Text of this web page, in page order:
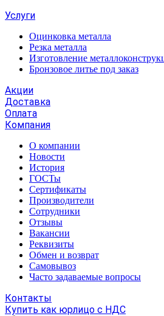
Услуги
Оцинковка металла
Резка металла
Изготовление
Бронзовое литье под заказ
Акции
Доставка
Оплата
Компания
О компании
Новости
История
ГОСТы
Сертификаты
Производители
Сотрудники
Отзывы
Вакансии
Реквизиты
Обмен и возврат
Самовывоз
Часто задаваемые вопросы
Контакты
Купить как юрлицо с НДС